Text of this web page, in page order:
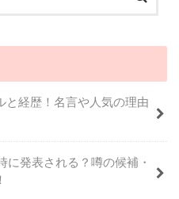
と経歴！名言や人気の理由
に発表される？噂の候補・